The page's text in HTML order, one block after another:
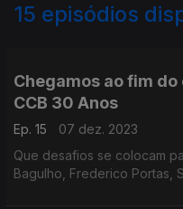
15 episódios
Chegamos ao fim do
CCB 30 Anos
Ep. 15
07 dez. 2023
Que desafios se colocam
Bagulho, Frederico Portas,